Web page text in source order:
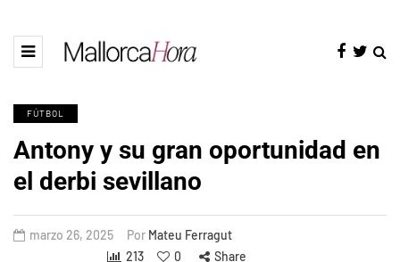
FÚTBOL
Antony y su gran oportunidad en
el derbi sevillano
marzo 26, 2025 Por Mateu Ferragut
213
0 Share